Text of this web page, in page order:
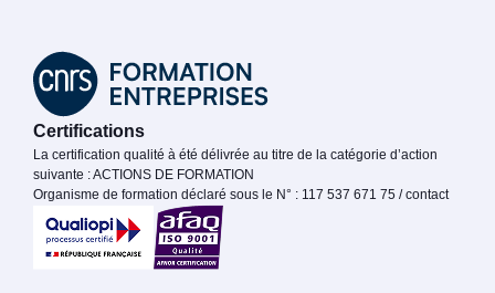
Certifications
La certification qualité à été délivrée au titre de la catégorie d’action
suivante : ACTIONS DE FORMATION
Organisme de formation déclaré sous le N° : 117 537 671 75 / contact